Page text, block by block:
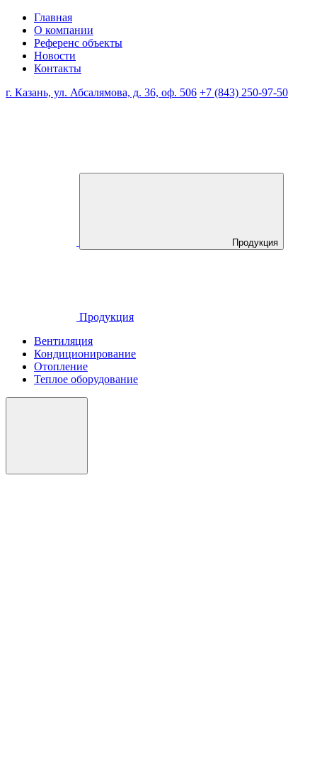
Главная
О компании
Референс объекты
Новости
Контакты
г. Казань, ул. Абсалямова, д. 36, оф. 506 +7 (843) 250-97-50
Продукция
Продукция
Вентиляция
Кондиционирование
Отопление
Теплое оборудование